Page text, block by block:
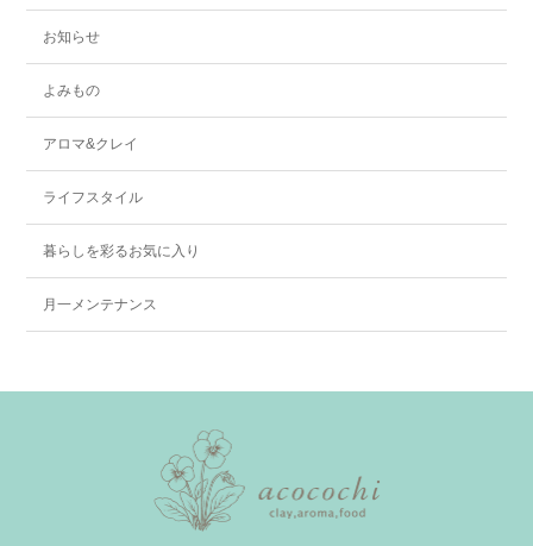
お知らせ
よみもの
アロマ&クレイ
ライフスタイル
暮らしを彩るお気に入り
月一メンテナンス